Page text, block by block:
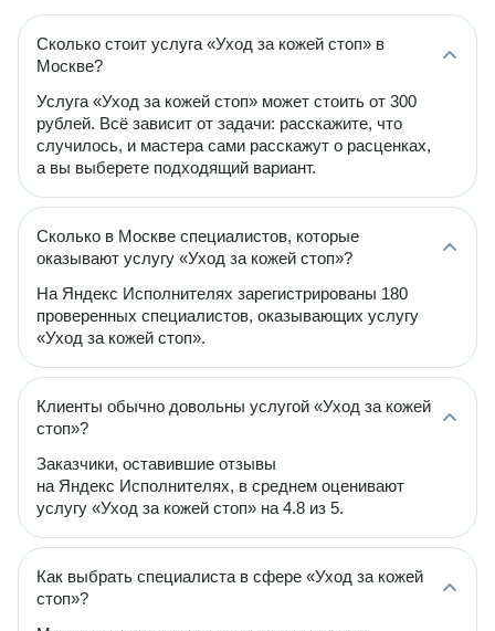
Сколько стоит услуга «Уход за кожей стоп» в
Москве?
Услуга «Уход за кожей стоп» может стоить от 300
рублей. Всё зависит от задачи: расскажите, что
случилось, и мастера сами расскажут о расценках,
а вы выберете подходящий вариант.
Сколько в Москве специалистов, которые
оказывают услугу «Уход за кожей стоп»?
На Яндекс Исполнителях зарегистрированы 180
проверенных специалистов, оказывающих услугу
«Уход за кожей стоп».
Клиенты обычно довольны услугой «Уход за кожей
стоп»?
Заказчики, оставившие отзывы
на Яндекс Исполнителях, в среднем оценивают
услугу «Уход за кожей стоп» на 4.8 из 5.
Как выбрать специалиста в сфере «Уход за кожей
стоп»?